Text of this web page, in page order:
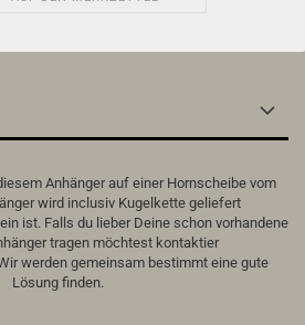
Anhänger auf einer Hornscheibe vom
wird inclusiv Kugelkette geliefert
ist. Falls du lieber Deine schon vorhandene
tragen möchtest kontaktier
werden gemeinsam bestimmt eine gute
Lösung finden.